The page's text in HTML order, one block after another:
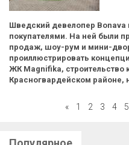
Шведский девелопер Bonava
покупателями. На ней были
продаж, шоу-рум и мини-
проиллюстрировать
ЖК Magnifika, строительство
Красногвардейском районе,
« 1 2 3 4 5